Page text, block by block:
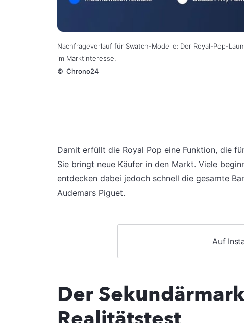
Nachfrageverlauf für Swatch-Modelle: Der Royal-Pop-
im Marktinteresse.
© Chrono24
Damit erfüllt die Royal Pop eine Funktion, die
Sie bringt neue Käufer in den Markt. Viele
entdecken dabei jedoch schnell die gesamte
Audemars Piguet.
Auf
Der